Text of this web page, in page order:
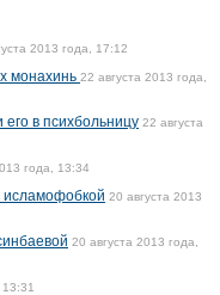
2013 года, 17:12
монахинь 22 августа 2013 года,
в психбольницу 22 августа
года, 13:34
исламофобкой 20 августа 2013
20 августа 2013 года,
13:31